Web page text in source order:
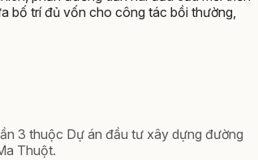
bố trí đủ vốn cho công tác bồi thường,
3 thuộc Dự án đầu tư xây dựng đường
Thuột.